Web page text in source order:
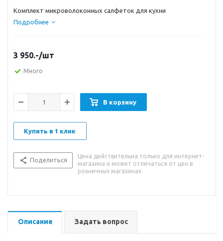
Комплект микроволоконных салфеток для кухни
Подробнее
3 950.-/шт
Много
В корзину
Купить в 1 клик
Поделиться
Цена действительна только для интернет-
магазина и может отличаться от цен в
розничных магазинах
Описание Задать вопрос